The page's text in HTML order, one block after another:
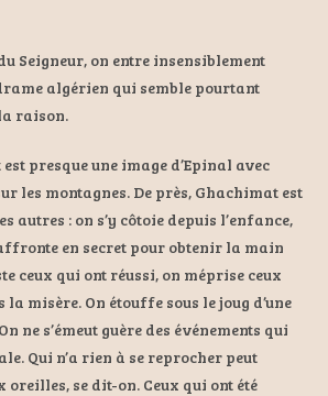
Seigneur, on entre insensiblement
algérien qui semble pourtant
raison.
presque une image d’Epinal avec
les montagnes. De près, Ghachimat est
autres : on s’y côtoie depuis l’enfance,
en secret pour obtenir la main
ceux qui ont réussi, on méprise ceux
misère. On étouffe sous le joug d’une
ne s’émeut guère des événements qui
Qui n’a rien à se reprocher peut
oreilles, se dit-on. Ceux qui ont été